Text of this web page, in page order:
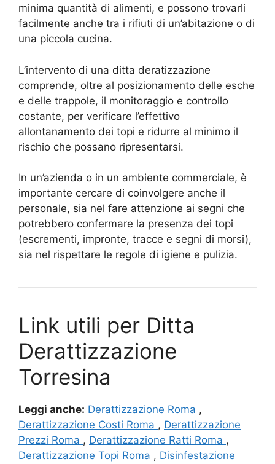
minima quantità di alimenti, e possono trovarli
facilmente anche tra i rifiuti di un’abitazione o di
una piccola cucina.
L’intervento di una ditta deratizzazione
comprende, oltre al posizionamento delle esche
e delle trappole, il monitoraggio e controllo
costante, per verificare l’effettivo
allontanamento dei topi e ridurre al minimo il
rischio che possano ripresentarsi.
In un’azienda o in un ambiente commerciale, è
importante cercare di coinvolgere anche il
personale, sia nel fare attenzione ai segni che
potrebbero confermare la presenza dei topi
(escrementi, impronte, tracce e segni di morsi),
sia nel rispettare le regole di igiene e pulizia.
Link utili per Ditta
Derattizzazione
Torresina
Leggi anche: Derattizzazione Roma ,
Derattizzazione Costi Roma , Derattizzazione
Prezzi Roma , Derattizzazione Ratti Roma ,
Derattizzazione Topi Roma , Disinfestazione